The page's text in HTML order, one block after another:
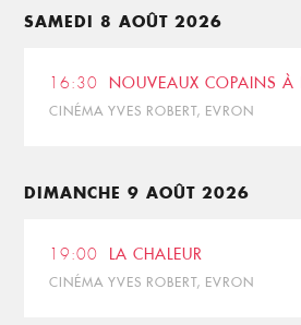
SAMEDI 8 AOÛT 2026
16:30 NOUVEAUX COPAINS À
CINÉMA YVES ROBERT, EVRON
DIMANCHE 9 AOÛT 2026
19:00 LA CHALEUR
CINÉMA YVES ROBERT, EVRON